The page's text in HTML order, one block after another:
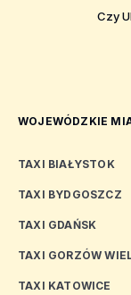
Czy
WOJEWÓDZKIE
TAXI BIAŁYSTOK
TAXI BYDGOSZCZ
TAXI GDAŃSK
TAXI GORZÓW
TAXI KATOWICE